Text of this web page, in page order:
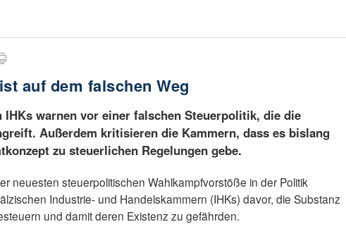
auf dem falschen Weg
IHKs warnen vor einer falschen Steuerpolitik, die die
Außerdem kritisieren die Kammern, dass es bislang
zu steuerlichen Regelungen gebe.
neuesten steuerpolitischen Wahlkampfvorstöße in der Politik
Industrie- und Handelskammern (IHKs) davor, die Substanz
und damit deren Existenz zu gefährden.